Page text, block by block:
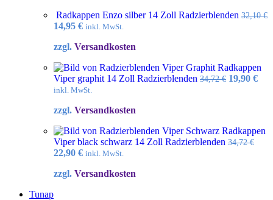
Radkappen Enzo silber 14 Zoll Radzierblenden 32,10€
Ursprünglicher
war:
14,95 €Aktueller
ist:
inkl. MwSt.
zzgl. Versandkosten
Radkappen
Viper graphit 14 Zoll Radzierblenden 34,72€ 19,90 €
inkl. MwSt.
zzgl. Versandkosten
Radkappen
Viper black schwarz 14 Zoll Radzierblenden 34,72€
Ursprünglicher
war:
22,90 €Aktueller
ist:
inkl. MwSt.
zzgl. Versandkosten
Tunap